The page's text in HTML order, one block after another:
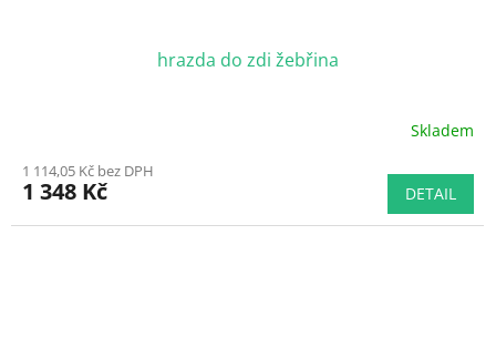
hrazda do zdi žebřina
Skladem
1 114,05 Kč bez DPH
1 348 Kč DETAIL